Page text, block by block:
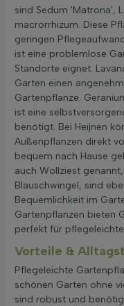
sind Sedum 'Matrona',
macrorrhizum. Diese
geringen
ist eine problemlose
Standorte eignet.
Garten einen
Gartenpflanze.
ist eine
benötigt. Bei Heijnen
Außenpflanzen direkt
bequem nach Hause
auch Wollziest
Blauschwingel, sind
Bequemlichkeit im
Gartenpflanzen bieten
perfekt für
Vorteile &
Pflegeleichte
schönen Garten ohne
sind robust und